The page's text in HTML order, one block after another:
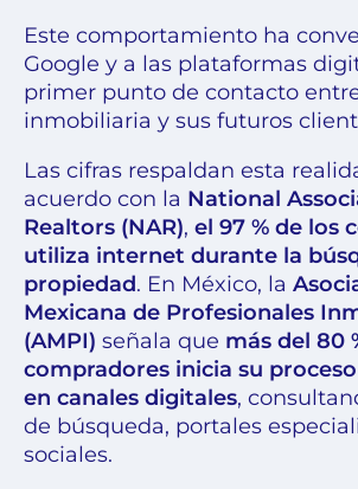
Este comportamiento ha
Google y a las plataformas
primer punto de contacto
inmobiliaria y sus futuros
Las cifras respaldan esta
acuerdo con la National
Realtors (NAR), el 97 % de los
utiliza internet durante la
propiedad. En México, la
Mexicana de Profesionales
(AMPI) señala que más del 80
compradores inicia su
en canales digitales,
de búsqueda, portales
sociales.